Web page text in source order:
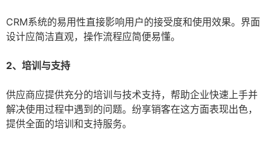
CRM系统的易用性直接影响用户的接受度和使用效果。界面
设计应简洁直观，操作流程应简便易懂。
2、培训与支持
供应商应提供充分的培训与技术支持，帮助企业快速上手并
解决使用过程中遇到的问题。纷享销客在这方面表现出色，
提供全面的培训和支持服务。